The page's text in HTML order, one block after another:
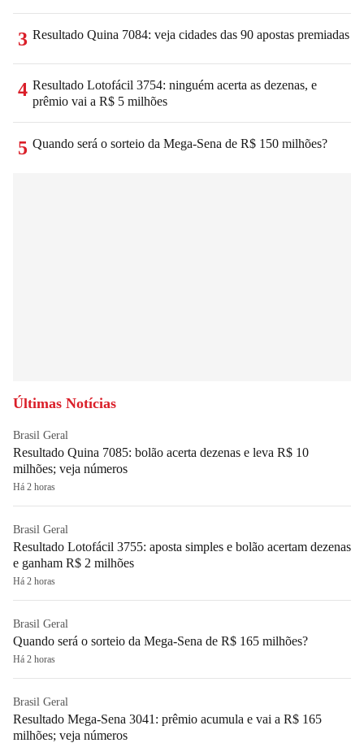
3 Resultado Quina 7084: veja cidades das 90 apostas premiadas
4 Resultado Lotofácil 3754: ninguém acerta as dezenas, e
prêmio vai a R$ 5 milhões
5 Quando será o sorteio da Mega-Sena de R$ 150 milhões?
Últimas Notícias
Brasil Geral
Resultado Quina 7085: bolão acerta dezenas e leva R$ 10
milhões; veja números
Há 2 horas
Brasil Geral
Resultado Lotofácil 3755: aposta simples e bolão acertam dezenas
e ganham R$ 2 milhões
Há 2 horas
Brasil Geral
Quando será o sorteio da Mega-Sena de R$ 165 milhões?
Há 2 horas
Brasil Geral
Resultado Mega-Sena 3041: prêmio acumula e vai a R$ 165
milhões; veja números